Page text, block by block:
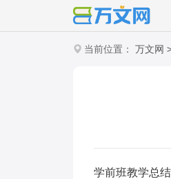
当前位置： 万文网
学前班教学总